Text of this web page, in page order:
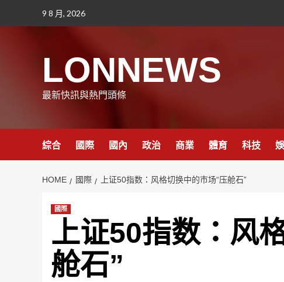
9 8 月, 2026
LONNEWS
最新快訊與熱門頭條
綜合 國際 國內 政治 商業 體育 科技
HOME 國際 上证50指数：风格切换中的市场“压舱石”
國際
上证50指数：风
舱石”